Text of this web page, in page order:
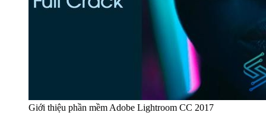
Giới thiệu phần mềm Adobe Lightroom CC 2017